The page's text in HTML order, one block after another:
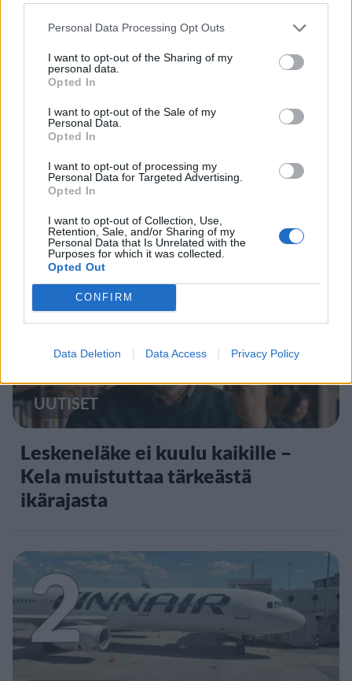
Personal Data Processing Opt Outs
I want to opt-out of the Sharing of my
personal data.
Opted In
I want to opt-out of the Sale of my
Personal Data.
Opted In
I want to opt-out of processing my
Personal Data for Targeted Advertising.
Opted In
I want to opt-out of Collection, Use,
Retention, Sale, and/or Sharing of my
Personal Data that Is Unrelated with the
Purposes for which it was collected.
Opted Out
CONFIRM
Data Deletion Data Access Privacy Policy
Staran luetuimmat
1
UUTISET
Leskeneläke ei kuulu kaikille –
Kela muistuttaa tärkeästä
ikärajasta
2